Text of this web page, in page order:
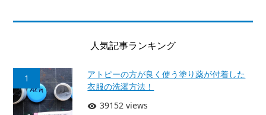
人気記事ランキング
1
アトピーの方が良く使う塗り薬が付着した
衣服の洗濯方法！
39152 views